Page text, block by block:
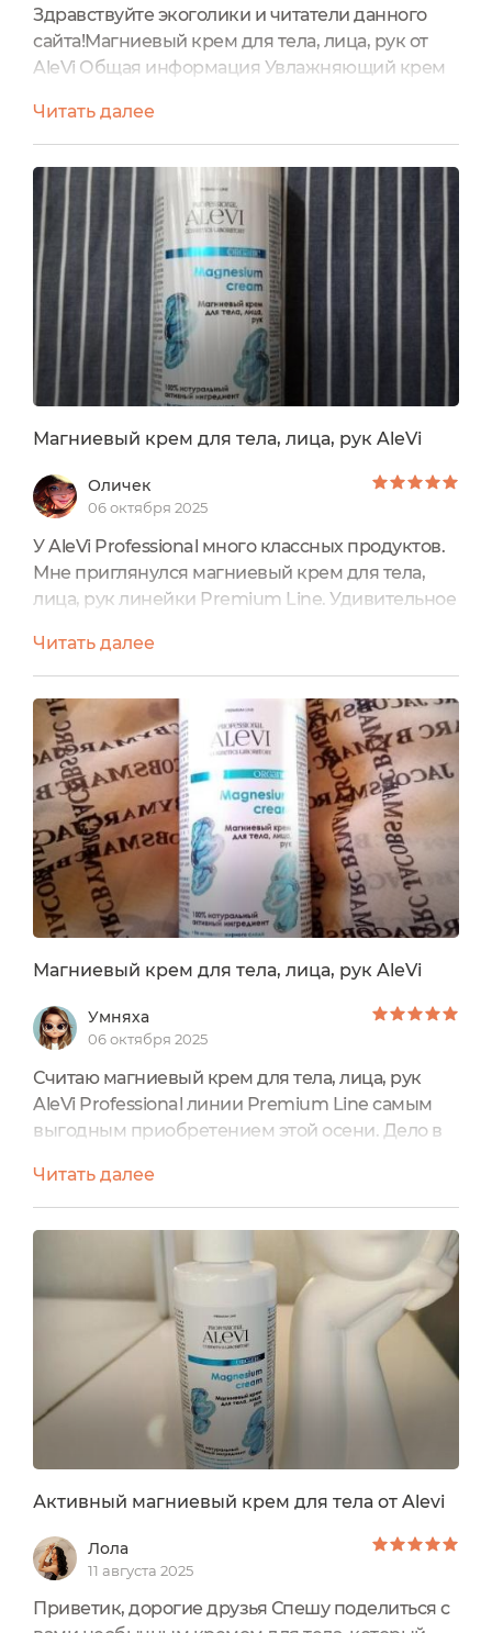
Здравствуйте экоголики и читатели данного
сайта!Магниевый крем для тела, лица, рук от
AleVi Общая информация Увлажняющий крем
экстрактами увлажняет и питает кожу, снимает
боль и спазм в мышцах, оказывает
сосудорасширяющее действие, стимулирует
кровообращение, блокирует нервно-
мышечные импульсы. Магний, входящий в
состав крема, способствует расслаблению
мускулатуры...
Читать далее
Магниевый крем для тела, лица, рук AleVi
Оличек
06 октября 2025
У AleVi Professional много классных продуктов.
Мне приглянулся магниевый крем для тела,
лица, рук линейки Premium Line. Удивительное
200 мл. При этом крем подходит для ухода за
лицом.Прямо-таки снедаемая любопытством, я
первым делом после вскрытия крема решила
попробовать его на лице, потому что у меня
очень чувствительная кожа. И мало что
подходит на самом...
Читать далее
Магниевый крем для тела, лица, рук AleVi
Умняха
06 октября 2025
Считаю магниевый крем для тела, лица, рук
AleVi Professional линии Premium Line самым
выгодным приобретением этой осени. Дело в
рублей. Он еще и очень большой – 200 мл. И
при этом предназначен для лица, а также тела.
То есть абсолютный универсал. И в поездку с
собой можно брать не 10 банок, а вот этот один
крем на всех. Потому что он профессиональный
Читать далее
Активный магниевый крем для тела от Alevi
Лола
11 августа 2025
Приветик, дорогие друзья Спешу поделиться с